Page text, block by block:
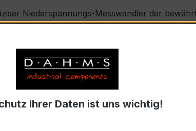
Niederspannungs-Messwandler der
und Überwachungssystemen entwickelt.
1 A)
EN 61869-2)
Ihrer Daten ist uns wichtig!